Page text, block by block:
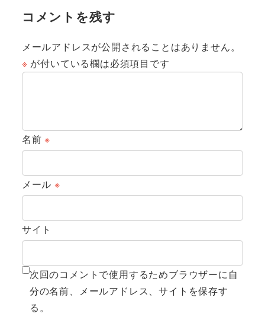
コメントを残す
メールアドレスが公開されることはありません。
※ が付いている欄は必須項目です
名前※
メール ※
サイト
次回のコメントで使用するためブラウザーに自
分の名前、メールアドレス、サイトを保存す
る。